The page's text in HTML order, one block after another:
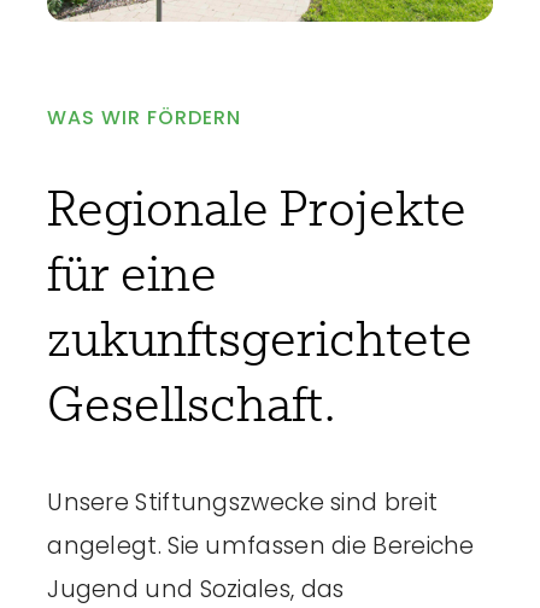
WAS WIR FÖRDERN
Regionale Projekte
für eine
zukunftsgerichtete
Gesellschaft.
Unsere Stiftungszwecke sind breit
angelegt. Sie umfassen die Bereiche
Jugend und Soziales, das